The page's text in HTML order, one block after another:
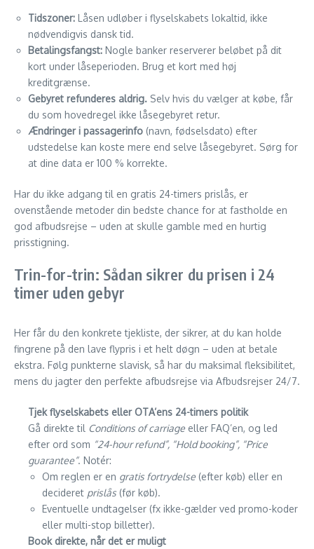
Tidszoner: Låsen udløber i flyselskabets lokaltid, ikke
nødvendigvis dansk tid.
Betalingsfangst: Nogle banker reserverer beløbet på dit
kort under låseperioden. Brug et kort med høj
kreditgrænse.
Gebyret refunderes aldrig. Selv hvis du vælger at købe, får
du som hovedregel ikke låsegebyret retur.
Ændringer i passagerinfo (navn, fødselsdato) efter
udstedelse kan koste mere end selve låsegebyret. Sørg for
at dine data er 100 % korrekte.
Har du ikke adgang til en gratis 24-timers prislås, er
ovenstående metoder din bedste chance for at fastholde en
god afbudsrejse – uden at skulle gamble med en hurtig
prisstigning.
Trin-for-trin: Sådan sikrer du prisen i 24
timer uden gebyr
Her får du den konkrete tjekliste, der sikrer, at du kan holde
fingrene på den lave flypris i et helt døgn – uden at betale
ekstra. Følg punkterne slavisk, så har du maksimal fleksibilitet,
mens du jagter den perfekte afbudsrejse via Afbudsrejser 24/7.
Tjek flyselskabets eller OTA’ens 24-timers politik
Gå direkte til Conditions of carriage eller FAQ’en, og led
efter ord som “24-hour refund”, “Hold booking”, “Price
guarantee”. Notér:
Om reglen er en gratis fortrydelse (efter køb) eller en
decideret pris­lås (før køb).
Eventuelle undtagelser (fx ikke-gælder ved promo-koder
eller multi-stop billetter).
Book direkte, når det er muligt